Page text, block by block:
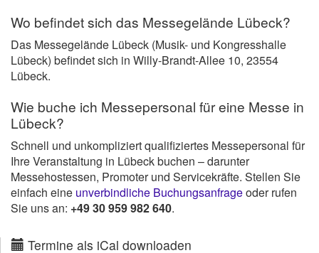
Wo befindet sich das Messegelände Lübeck?
Das Messegelände Lübeck (Musik- und Kongresshalle
Lübeck) befindet sich in Willy-Brandt-Allee 10, 23554
Lübeck.
Wie buche ich Messepersonal für eine Messe in
Lübeck?
Schnell und unkompliziert qualifiziertes Messepersonal für
Ihre Veranstaltung in Lübeck buchen – darunter
Messehostessen, Promoter und Servicekräfte. Stellen Sie
einfach eine unverbindliche Buchungsanfrageoder rufen
Sie uns an: +49 30 959 982 640.
Termine als iCal downloaden